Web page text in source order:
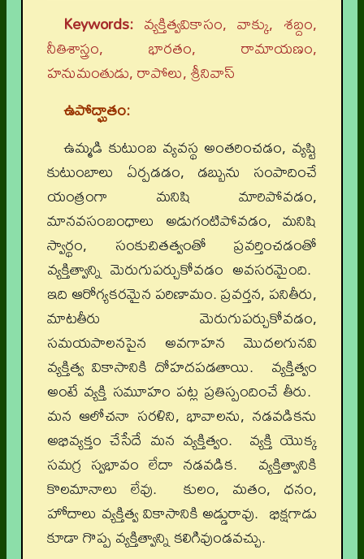
Keywords: వ్యక్తిత్వవికాసం, వాక్కు, శబ్దం,
నీతిశాస్త్రం, భారతం, రామాయణం,
హనుమంతుడు, రాపోలు, శ్రీనివాస్
ఉపోద్ఘాతం:
ఉమ్మడి కుటుంబ వ్యవస్థ అంతరించడం, వ్యష్టి
కుటుంబాలు ఏర్పడడం, డబ్బును సంపాదించే
యంత్రంగా మనిషి మారిపోవడం,
మానవసంబంధాలు అడుగంటిపోవడం, మనిషి
స్వార్థం, సంకుచితత్వంతో ప్రవర్తించడంతో
వ్యక్తిత్వాన్ని మెరుగుపర్చుకోవడం అవసరమైంది.
ఇది ఆరోగ్యకరమైన పరిణామం. ప్రవర్తన, పనితీరు,
మాటతీరు మెరుగుపర్చుకోవడం,
సమయపాలనపైన అవగాహన మొదలగునవి
వ్యక్తిత్వ వికాసానికి దోహదపడతాయి. వ్యక్తిత్వం
అంటే వ్యక్తి సమూహం పట్ల ప్రతిస్పందించే తీరు.
మన ఆలోచనా సరళిని, భావాలను, నడవడికను
అభివ్యక్తం చేసేదే మన వ్యక్తిత్వం. వ్యక్తి యొక్క
సమగ్ర స్వభావం లేదా నడవడిక. వ్యక్తిత్వానికి
కొలమానాలు లేవు. కులం, మతం, ధనం,
హోదాలు వ్యక్తిత్వ వికాసానికి అడ్డురావు. భిక్షగాడు
కూడా గొప్ప వ్యక్తిత్వాన్ని కలిగివుండవచ్చు.